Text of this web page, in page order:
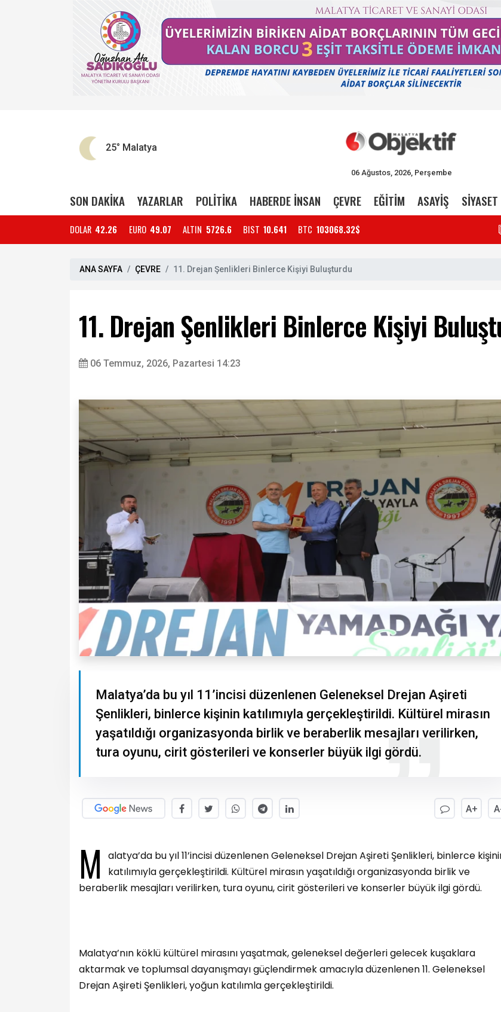
25° Malatya
06 Ağustos, 2026, Perşembe
SON DAKİKA YAZARLAR POLİTİKA HABERDE İNSAN ÇEVRE EĞİTİM ASAYİŞ SİYASET
DOLAR 42.26 EURO 49.07 ALTIN 5726.6 BIST 10.641 BTC 103068.32$
ANA SAYFA ÇEVRE 11. Drejan Şenlikleri Binlerce Kişiyi Buluşturdu
11. Drejan Şenlikleri Binlerce Kişiyi
06 Temmuz, 2026, Pazartesi 14:23
Malatya’da bu yıl 11’incisi düzenlenen Geleneksel Drejan Aşireti
Şenlikleri, binlerce kişinin katılımıyla gerçekleştirildi. Kültürel mirasın
yaşatıldığı organizasyonda birlik ve beraberlik mesajları verilirken,
tura oyunu, cirit gösterileri ve konserler büyük ilgi gördü.
A+
M
alatya’da bu yıl 11’incisi düzenlenen Geleneksel Drejan Aşireti Şenlikleri, binlerce
katılımıyla gerçekleştirildi. Kültürel mirasın yaşatıldığı organizasyonda birlik ve
beraberlik mesajları verilirken, tura oyunu, cirit gösterileri ve konserler büyük ilgi gördü.
Malatya’nın köklü kültürel mirasını yaşatmak, geleneksel değerleri gelecek kuşaklara
aktarmak ve toplumsal dayanışmayı güçlendirmek amacıyla düzenlenen 11. Geleneksel
Drejan Aşireti Şenlikleri, yoğun katılımla gerçekleştirildi.